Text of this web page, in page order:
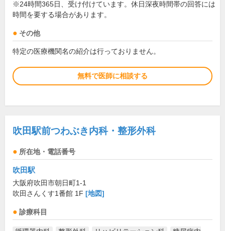
※24時間365日、受け付けています。休日深夜時間帯の回答には
時間を要する場合があります。
その他
特定の医療機関名の紹介は行っておりません。
無料で医師に相談する
吹田駅前つわぶき内科・整形外科
所在地・電話番号
吹田駅
大阪府吹田市朝日町1-1
吹田さんくす1番館 1F [地図]
診療科目